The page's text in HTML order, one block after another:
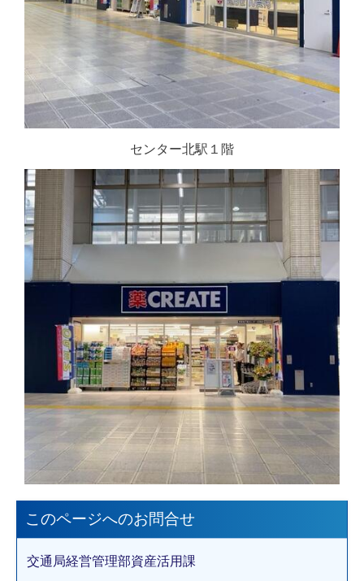
センター北駅１階
このページへのお問合せ
交通局経営管理部資産活用課